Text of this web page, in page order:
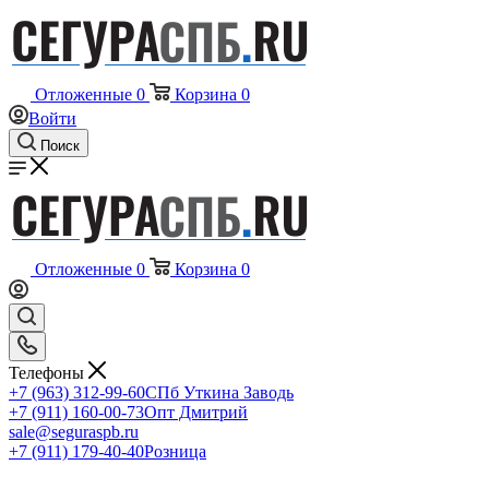
Отложенные 0 Корзина 0
Войти
Поиск
Отложенные 0 Корзина 0
Телефоны
+7 (963) 312-99-60СПб Уткина Заводь
+7 (911) 160-00-73Опт Дмитрий
sale@seguraspb.ru
+7 (911) 179-40-40Розница